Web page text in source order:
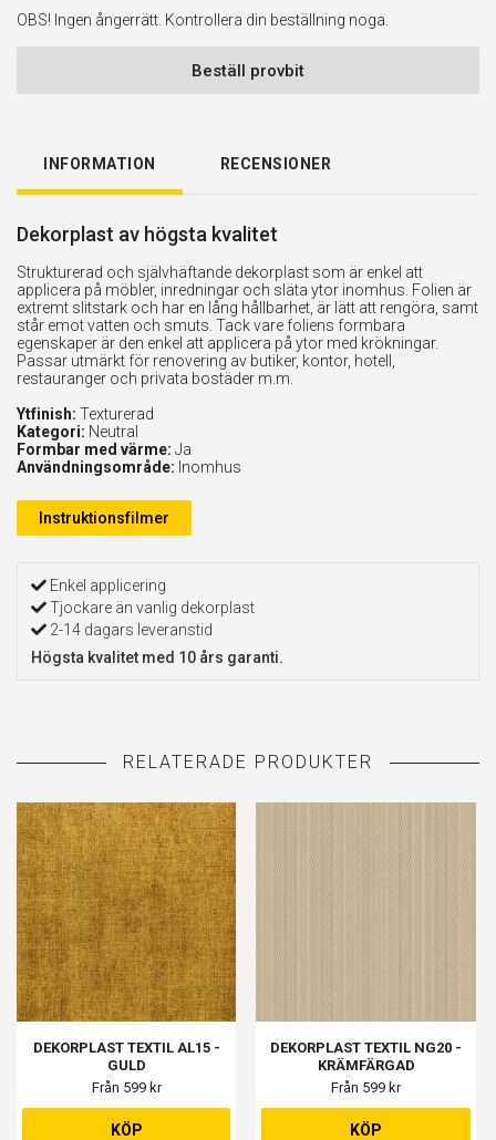
OBS! Ingen ångerrätt. Kontrollera din beställning noga.
Beställ provbit
INFORMATION RECENSIONER
Dekorplast av högsta kvalitet
Strukturerad och självhäftande dekorplast som är enkel att
applicera på möbler, inredningar och släta ytor inomhus. Folien är
extremt slitstark och har en lång hållbarhet, är lätt att rengöra, samt
står emot vatten och smuts. Tack vare foliens formbara
egenskaper är den enkel att applicera på ytor med krökningar.
Passar utmärkt för renovering av butiker, kontor, hotell,
restauranger och privata bostäder m.m.
Ytfinish: Texturerad
Kategori: Neutral
Formbar med värme: Ja
Användningsområde: Inomhus
Instruktionsfilmer
Enkel applicering
Tjockare än vanlig dekorplast
2-14 dagars leveranstid
Högsta kvalitet med 10 års garanti.
DEKORPLAST TEXTIL AL15 -
GULD
Från 599 kr
KÖP
DEKORPLAST TEXTIL NG20 -
KRÄMFÄRGAD
Från 599 kr
KÖP